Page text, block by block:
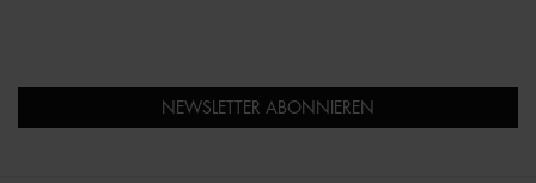
NEWSLETTER ABONNIEREN